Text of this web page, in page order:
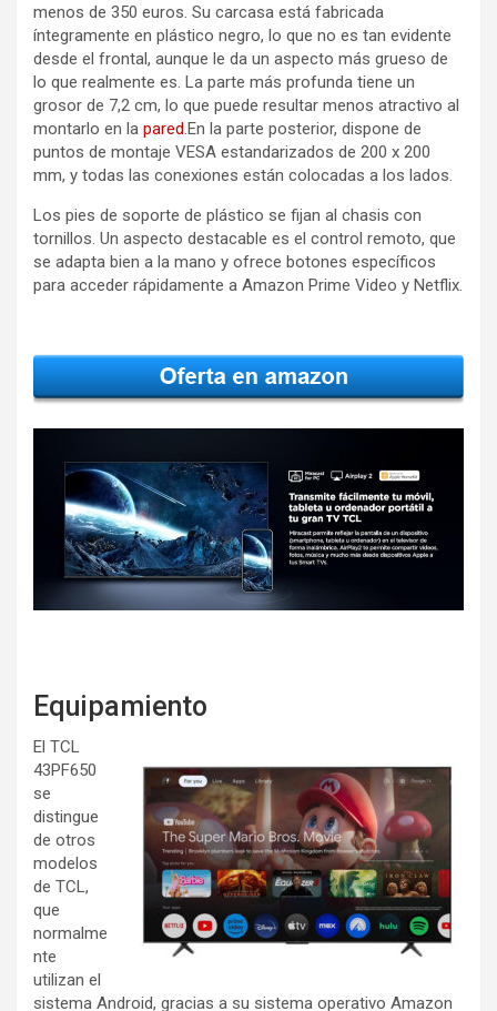
menos de 350 euros. Su carcasa está fabricada
íntegramente en plástico negro, lo que no es tan evidente
desde el frontal, aunque le da un aspecto más grueso de
lo que realmente es. La parte más profunda tiene un
grosor de 7,2 cm, lo que puede resultar menos atractivo al
montarlo en la pared .En la parte posterior, dispone de
puntos de montaje VESA estandarizados de 200 x 200
mm, y todas las conexiones están colocadas a los lados.
Los pies de soporte de plástico se fijan al chasis con
tornillos. Un aspecto destacable es el control remoto, que
se adapta bien a la mano y ofrece botones específicos
para acceder rápidamente a Amazon Prime Video y Netflix.
Equipamiento
El TCL
43PF650
se
distingue
de otros
modelos
de TCL,
que
normalme
nte
utilizan el
sistema Android, gracias a su sistema operativo Amazon